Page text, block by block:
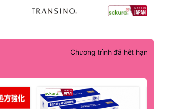
Chương trình đã hết hạn